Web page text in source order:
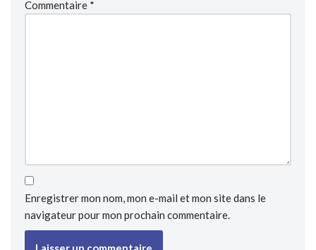
Commentaire *
Enregistrer mon nom, mon e-mail et mon site dans le
navigateur pour mon prochain commentaire.